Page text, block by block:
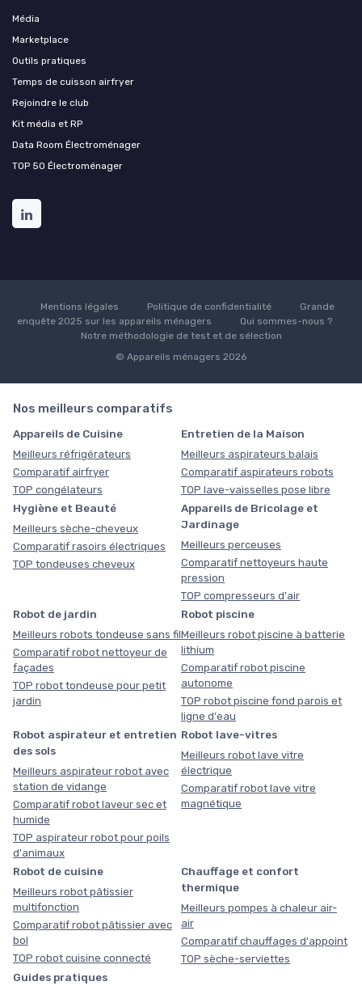
Média
Marketplace
Outils pratiques
Temps de cuisson airfryer
Rejoindre le club
Kit média et RP
Data Room Électroménager
TOP 50 Électroménager
Mentions légales Politique de confidentialité
Grande
enquête 2025 sur les appareils ménagers
Qui sommes-nous ?
Notre méthodologie de test et de sélection
© Appareils ménagers 2026
Nos meilleurs comparatifs
Appareils de Cuisine
Meilleurs réfrigérateurs
Comparatif airfryer
TOP congélateurs
Entretien de la Maison
Meilleurs aspirateurs balais
Comparatif aspirateurs robots
TOP lave-vaisselles pose libre
Hygiène et Beauté
Meilleurs sèche-cheveux
Comparatif rasoirs électriques
TOP tondeuses cheveux
Appareils de Bricolage et
Jardinage
Meilleurs perceuses
Comparatif nettoyeurs haute
pression
TOP compresseurs d'air
Robot de jardin
Meilleurs robots tondeuse sans fil
Comparatif robot nettoyeur de
façades
TOP robot tondeuse pour petit
jardin
Robot piscine
Meilleurs robot piscine à batterie
lithium
Comparatif robot piscine
autonome
TOP robot piscine fond parois et
ligne d'eau
Robot aspirateur et entretien
des sols
Meilleurs aspirateur robot avec
station de vidange
Comparatif robot laveur sec et
humide
TOP aspirateur robot pour poils
d'animaux
Robot lave-vitres
Meilleurs robot lave vitre
électrique
Comparatif robot lave vitre
magnétique
Robot de cuisine
Meilleurs robot pâtissier
multifonction
Comparatif robot pâtissier avec
bol
TOP robot cuisine connecté
Chauffage et confort
thermique
Meilleurs pompes à chaleur air-
air
Comparatif chauffages d'appoint
TOP sèche-serviettes
Guides pratiques